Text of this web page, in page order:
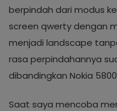
berpindah dari modus
screen qwerty dengan
menjadi landscape
rasa perpindahannya
dibandingkan Nokia
Saat saya mencoba